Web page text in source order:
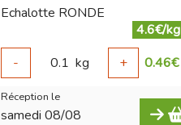
Echalotte RONDE
4.6€/kg
-
0.1 kg + 0.46€
Réception le
samedi 08/08